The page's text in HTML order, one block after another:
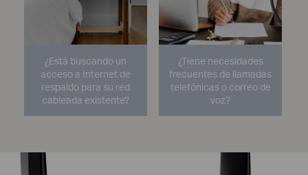
¿Está buscando un
acceso a Internet de
respaldo para su red
cableada existente?
¿Tiene necesidades
frecuentes de llamadas
telefónicas o correo de
voz?